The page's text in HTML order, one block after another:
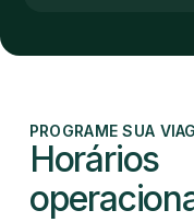
PROGRAME SUA
Horários